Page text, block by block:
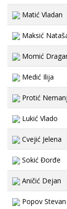
Matić Vladan
Maksić
Momić
Medić Ilija
Protić
Lukić Vlado
Cvejić Jelena
Sokić Đorđe
Aničić Dejan
Popov Stevan